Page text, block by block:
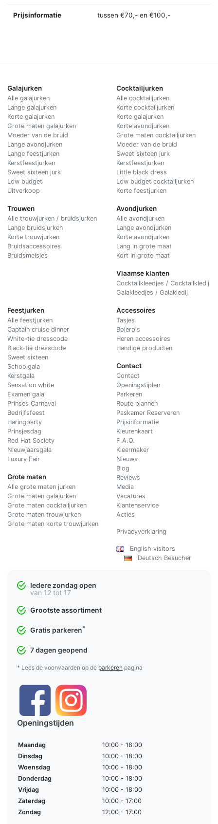
Prijsinformatie tussen €70,- en €100,-
Galajurken
Alle galajurken
Lange galajurken
Korte galajurken
Grote maten galajurken
Moeder van de bruid
Lange avondjurken
Lange feestjurken
Kerstfeestjurken
Sweet sixteen jurk
Low budget
Uitverkoop
Trouwen
Alle trouwjurken / bruidsjurken
Lange bruidsjurken
Korte trouwjurken
Bruidsaccessoires
Bruidsmeisjes
Cocktailjurken
Alle cocktailjurken
Korte cocktailjurken
Korte galajurken
Korte avondjurken
Grote maten cocktailjurken
Moeder van de bruid
Sweet sixteen jurk
Kerstfeestjurken
Little black dress
Low budget cocktailjurken
Korte feestjurken
Avondjurken
Alle avondjurken
Lange avondjurken
Korte avondjurken
Lang in grote maat
Kort in grote maat
Vlaamse klanten
Cocktailkleedjes / Cocktailkledij
Galakleedjes / Galakledij
Feestjurken
Alle feestjurken
Captain cruise dinner
White-tie dresscode
Black-tie dresscode
Sweet sixteen
Schoolgala
Kerstgala
Sensation white
Examen gala
Prinses Carnaval
Bedrijfsfeest
Haringparty
Prinsjesdag
Red Hat Society
Nieuwjaarsgala
Luxury Fair
Grote maten
Alle grote maten jurken
Grote maten galajurken
Grote maten cocktailjurken
Grote maten trouwjurken
Grote maten korte trouwjurken
Accessoires
Tasjes
Bolero's
Heren accessoires
Handige producten
Contact
Contact
Openingstijden
Parkeren
Route plannen
Paskamer Reserveren
Prijsinformatie
Kleurenkaart
F.A.Q.
Kleermaker
Nieuws
Blog
Reviews
Media
Vacatures
Klantenservice
Acties
Privacyverklaring
English visitors
Deutsch Besucher
Iedere zondag open
van 12 tot 17
Grootste assortiment
Gratis parkeren*
7 dagen geopend
* Lees de voorwaarden op de parkeren pagina
Openingstijden
Maandag
10:00 - 18:00
Dinsdag
10:00 - 18:00
Woensdag
10:00 - 18:00
Donderdag
10:00 - 18:00
Vrijdag
10:00 - 18:00
Zaterdag
10:00 - 17:00
Zondag
12:00 - 17:00